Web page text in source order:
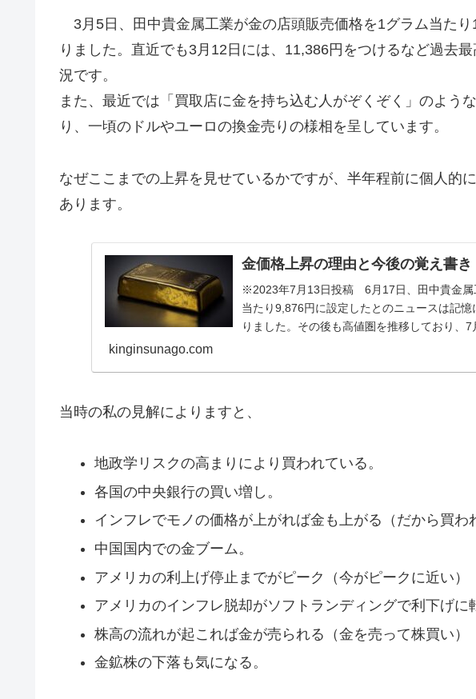
3月5日、田中貴金属工業が金の店頭販売価格を1グラム当た
りました。直近でも3月12日には、11,386円をつけるなど過去
況です。
また、最近では「買取店に金を持ち込む人がぞくぞく」のよう
り、一頃のドルやユーロの換金売りの様相を呈しています。
なぜここまでの上昇を見せているかですが、半年程前に個人的
あります。
金価格上昇の理由と今後の覚え書き
※2023年7月13日投稿 6月17日、田中貴金属
当たり9,876円に設定したとのニュースは記
りました。その後も高値圏を推移しており、7
kinginsunago.com
当時の私の見解によりますと、
地政学リスクの高まりにより買われている。
各国の中央銀行の買い増し。
インフレでモノの価格が上がれば金も上がる（だから買わ
中国国内での金ブーム。
アメリカの利上げ停止までがピーク（今がピークに近い）
アメリカのインフレ脱却がソフトランディングで利下げに
株高の流れが起これば金が売られる（金を売って株買い）
金鉱株の下落も気になる。